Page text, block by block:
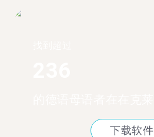
下载软件